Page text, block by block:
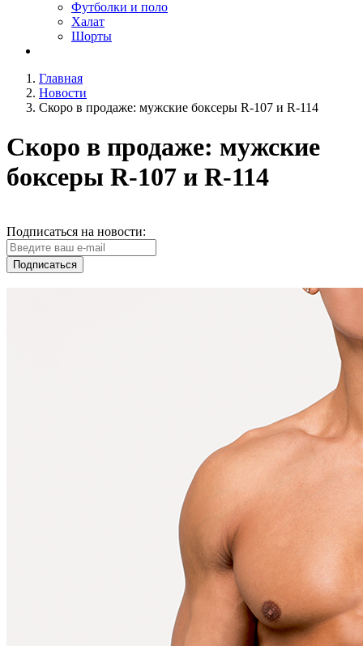
Футболки и поло
Халат
Шорты
Главная
Новости
Скоро в продаже: мужские боксеры R-107 и R-114
Скоро в продаже: мужские
боксеры R-107 и R-114
Подписаться на новости:
Подписаться